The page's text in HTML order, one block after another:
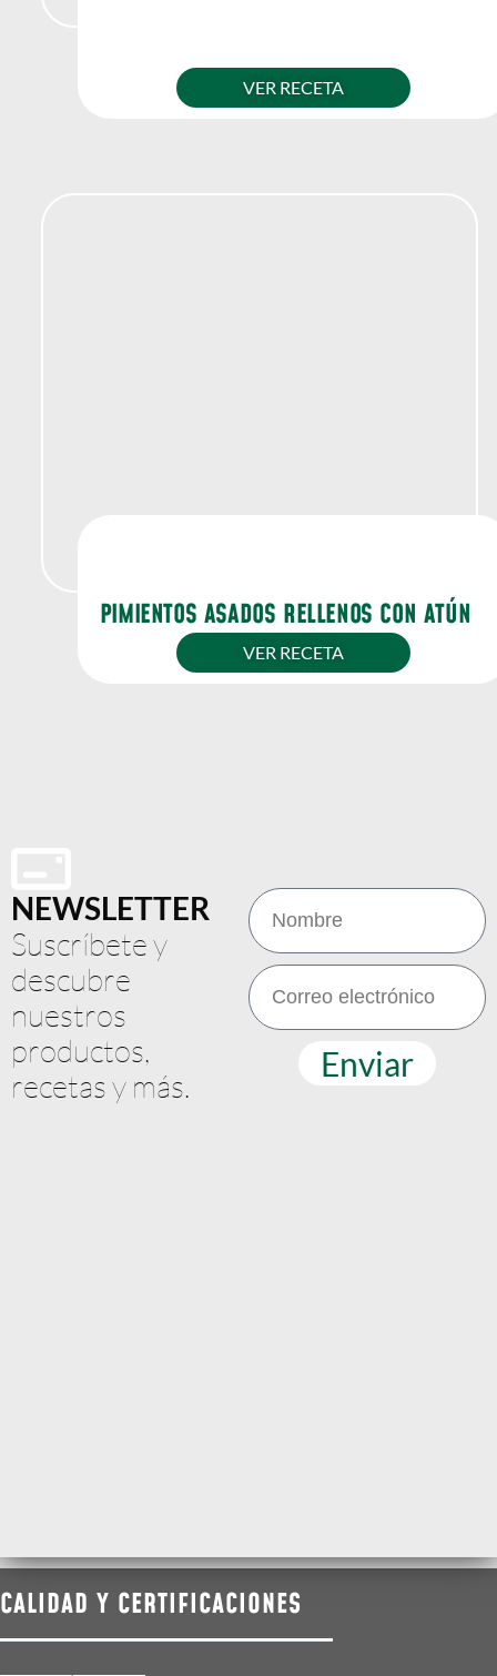
VER RECETA
PIMIENTOS ASADOS RELLENOS CON ATÚN
VER RECETA
NEWSLETTER
Suscríbete y
descubre
nuestros
productos,
recetas y más.
Enviar
CALIDAD Y CERTIFICACIONES